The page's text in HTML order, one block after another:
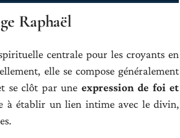
Raphaël
centrale pour les croyants en
elle se compose généralement
se clôt par une expression de foi et
à établir un lien intime avec le divin,